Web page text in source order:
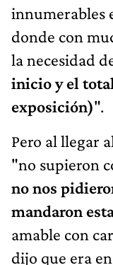
innumerables
donde con
la necesidad
inicio y el
exposición)".
Pero al llegar
"no supieron
no nos
mandaron
amable con
dijo que era